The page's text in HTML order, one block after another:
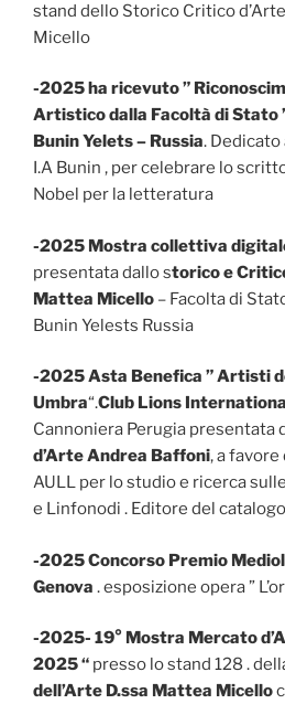
stand dello Storico Critico
Micello
-2025 ha ricevuto ”
Artistico dalla Facoltà di Stato
Bunin Yelets – Russia. Dedicato
I.A Bunin , per celebrare lo
Nobel per la letteratura
-2025 Mostra collettiva
presentata dallo storico e
Mattea Micello – Facolta di
Bunin Yelests Russia
-2025Asta Benefica ” Artisti
Umbra“.Club Lions
Cannoniera Perugia presentata
d’Arte Andrea Baffoni, a
AULL per lo studio e ricerca
e Linfonodi . Editore del
-2025 Concorso Premio
Genova . esposizione opera ”
-2025- 19° Mostra Mercato
2025 “ presso lo stand 128 .
dell’Arte D.ssa Mattea Micello